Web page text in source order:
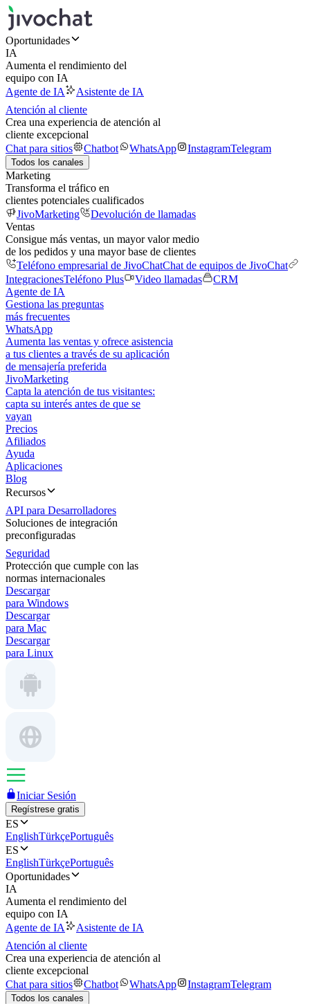
Oportunidades
IA
Aumenta el rendimiento del
equipo con IA
Agente de IA
Asistente de IA
Atención al cliente
Crea una experiencia de atención al
cliente excepcional
Chat para sitios
Chatbot WhatsApp InstagramTelegram
Todos los canales
Marketing
Transforma el tráfico en
clientes potenciales cualificados
JivoMarketing
Devolución de llamadas
Ventas
Consigue más ventas, un mayor valor medio
de los pedidos y una mayor base de clientes
Teléfono empresarial de JivoChatChat de equipos de JivoChat
IntegracionesTeléfono Plus Video llamadas
CRM
Agente de IA
Gestiona las preguntas
más frecuentes
WhatsApp
Aumenta las ventas y ofrece asistencia
a tus clientes a través de su aplicación
de mensajería preferida
JivoMarketing
Capta la atención de tus visitantes:
capta su interés antes de que se
vayan
Precios
Afiliados
Ayuda
Aplicaciones
Blog
Recursos
API para Desarrolladores
Soluciones de integración
preconfiguradas
Seguridad
Protección que cumple con las
normas internacionales
Descargar
para Windows
Descargar
para Mac
Descargar
para Linux
Iniciar Sesión
Regístrese gratis
ES
EnglishTürkçePortuguês
ES
EnglishTürkçePortuguês
Oportunidades
IA
Aumenta el rendimiento del
equipo con IA
Agente de IA
Asistente de IA
Atención al cliente
Crea una experiencia de atención al
cliente excepcional
Chat para sitios
Chatbot WhatsApp InstagramTelegram
Todos los canales